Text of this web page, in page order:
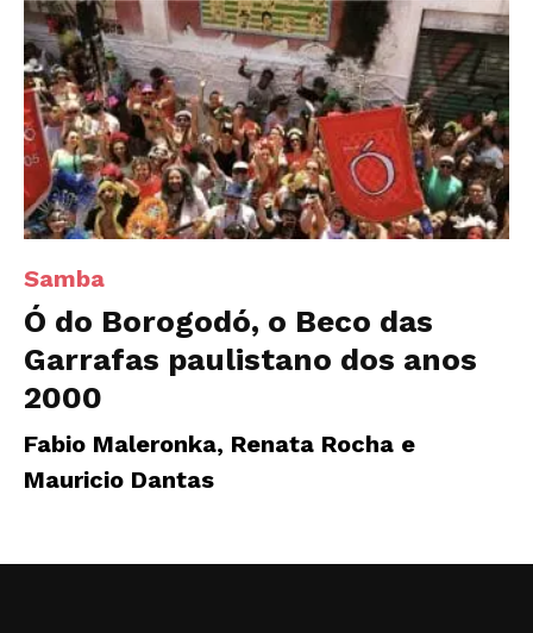
Samba
Ó do Borogodó, o Beco das
Garrafas paulistano dos anos
2000
Fabio Maleronka, Renata Rocha e
Mauricio Dantas